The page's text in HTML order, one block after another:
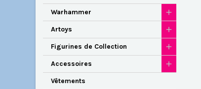
Warhammer
Artoys
Figurines de Collection
Accessoires
Vêtements